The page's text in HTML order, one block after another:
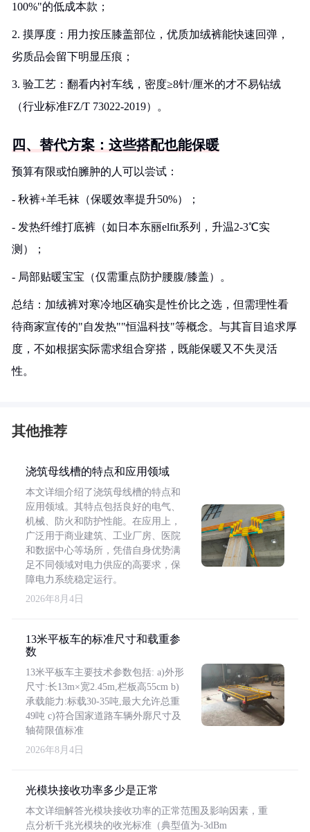
100%"的低成本款；
2. 摸厚度：用力按压膝盖部位，优质加绒裤能快速回弹，
劣质品会留下明显压痕；
3. 验工艺：翻看内衬车线，密度≥8针/厘米的才不易钻绒
（行业标准FZ/T 73022-2019）。
四、替代方案：这些搭配也能保暖
预算有限或怕臃肿的人可以尝试：
- 秋裤+羊毛袜（保暖效率提升50%）；
- 发热纤维打底裤（如日本东丽elfit系列，升温2-3℃实
测）；
- 局部贴暖宝宝（仅需重点防护腰腹/膝盖）。
总结：加绒裤对寒冷地区确实是性价比之选，但需理性看
待商家宣传的"自发热""恒温科技"等概念。与其盲目追求厚
度，不如根据实际需求组合穿搭，既能保暖又不失灵活
性。
其他推荐
浇筑母线槽的特点和应用领域
本文详细介绍了浇筑母线槽的特点和
应用领域。其特点包括良好的电气、
机械、防火和防护性能。在应用上，
广泛用于商业建筑、工业厂房、医院
和数据中心等场所，凭借自身优势满
足不同领域对电力供应的高要求，保
障电力系统稳定运行。
2026年8月4日
13米平板车的标准尺寸和载重参
数
13米平板车主要技术参数包括: a)外形
尺寸:长13m×宽2.45m,栏板高55cm b)
承载能力:标载30-35吨,最大允许总重
49吨 c)符合国家道路车辆外廓尺寸及
轴荷限值标准
2026年8月4日
光模块接收功率多少是正常
本文详细解答光模块接收功率的正常范围及影响因素，重
点分析千兆光模块的收光标准（典型值为-3dBm